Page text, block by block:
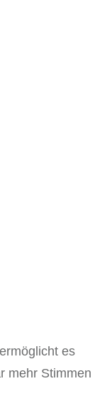
es
mehr Stimmen